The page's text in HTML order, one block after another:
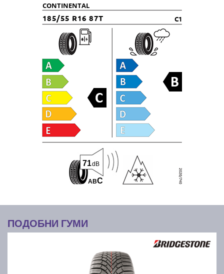
CONTINENTAL
185/55 R16 87T C1
ABC
71dB
ПОДОБНИ ГУМИ